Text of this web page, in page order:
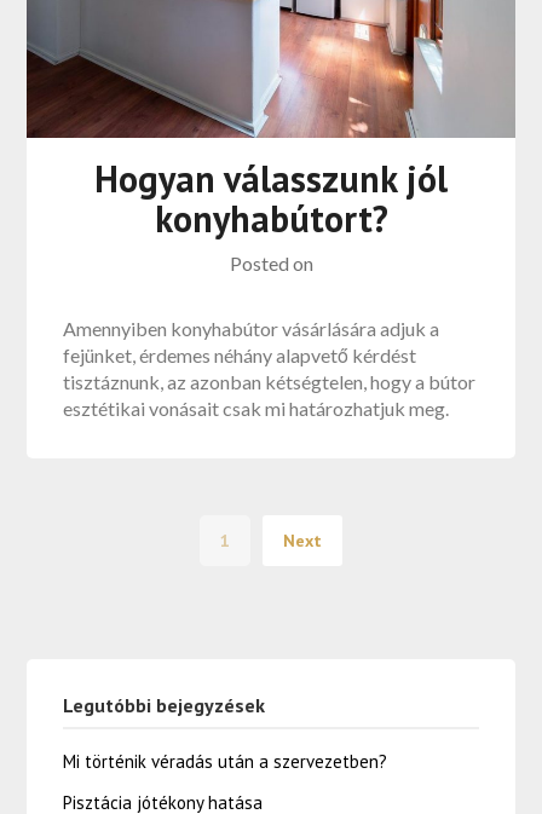
Hogyan válasszunk jól
konyhabútort?
Posted on
Amennyiben konyhabútor vásárlására adjuk a
fejünket, érdemes néhány alapvető kérdést
tisztáznunk, az azonban kétségtelen, hogy a bútor
esztétikai vonásait csak mi határozhatjuk meg.
1 Next
Legutóbbi bejegyzések
Mi történik véradás után a szervezetben?
Pisztácia jótékony hatása